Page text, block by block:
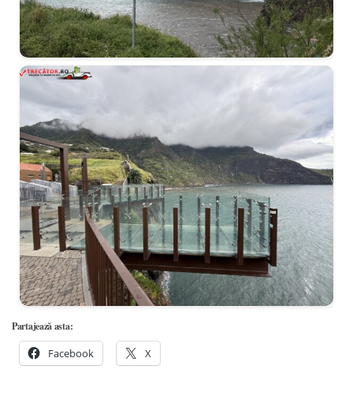
Partajează asta:
Facebook X